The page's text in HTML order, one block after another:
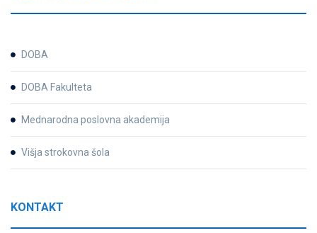
DOBA
DOBA Fakulteta
Mednarodna poslovna akademija
Višja strokovna šola
KONTAKT